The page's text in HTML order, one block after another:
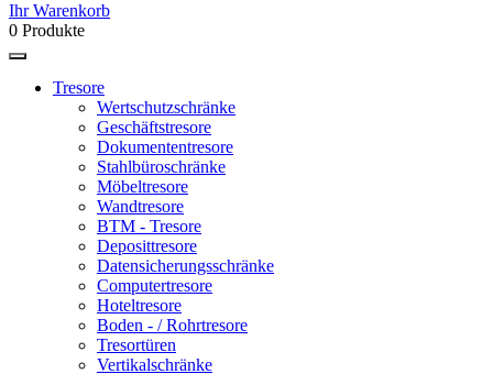
Ihr Warenkorb
0 Produkte
Tresore
Wertschutzschränke
Geschäftstresore
Dokumententresore
Stahlbüroschränke
Möbeltresore
Wandtresore
BTM - Tresore
Deposittresore
Datensicherungsschränke
Computertresore
Hoteltresore
Boden - / Rohrtresore
Tresortüren
Vertikalschränke